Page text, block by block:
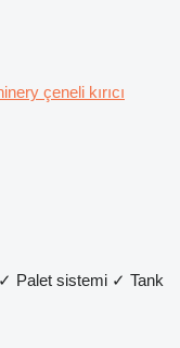
çeneli kırıcı
✓ Palet sistemi ✓ Tank